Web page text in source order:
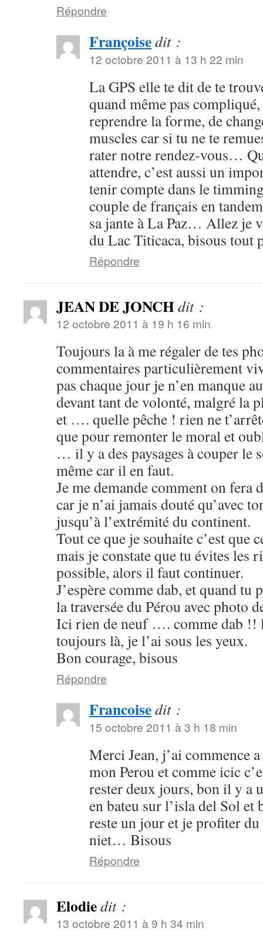
Répondre
Françoisedit :
12 octobre 2011 à 13 h 22 min
La GPS elle te dit de te
quand même pas
reprendre la forme, de
muscles car si tu ne te
rater notre rendez-vous…
attendre, c’est aussi un
tenir compte dans le
couple de français en
sa jante à La Paz… Allez je
du Lac Titicaca, bisous tout
Répondre
JEAN DE JONCHdit :
12 octobre 2011 à 19 h 16 min
Toujours la à me régaler de tes
commentaires particulièrement
pas chaque jour je n’en manque
devant tant de volonté, malgré la
et …. quelle pêche ! rien ne
que pour remonter le moral et
… il y a des paysages à couper le
même car il en faut.
Je me demande comment on fera
car je n’ai jamais douté qu’avec
jusqu’à l’extrémité du continent.
Tout ce que je souhaite c’est que
mais je constate que tu évites les
possible, alors il faut continuer.
J’espère comme dab, et quand tu
la traversée du Pérou avec photo
Ici rien de neuf …. comme dab !!
toujours là, je l’ai sous les yeux.
Bon courage, bisous
Répondre
Francoisedit :
15 octobre 2011 à 3 h 18 min
Merci Jean, j’ai commence
mon Perou et comme icic
rester deux jours, bon il y a
en bateu sur l’isla del Sol
reste un jour et je profiter du
niet… Bisous
Répondre
Elodiedit :
13 octobre 2011 à 9 h 34 min